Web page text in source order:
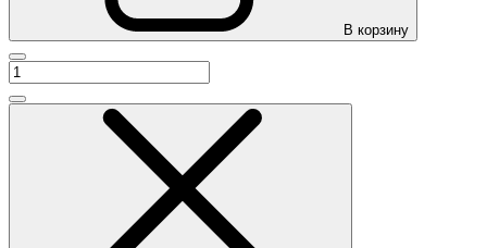
В корзину